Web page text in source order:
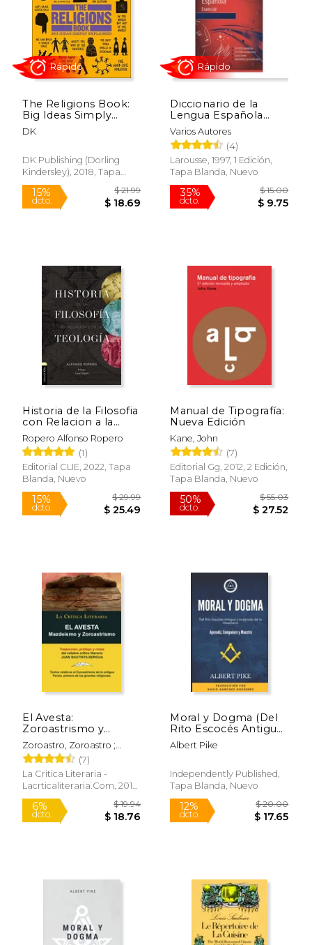
$ 21.24
37%
dcto. $ 28.21
Rápido
50%
dcto.
The Religions Book:
Big Ideas Simply
Explained (en Inglés)
DK
DK Publishing (Dorling
Kindersley), 2018, Tapa
Blanda, Nuevo
15%
dcto. $ 18.69
Rápido
Diccionario de la
Lengua Española
Esencial
Varios Autores
(4)
Larousse, 1997, 1 Edición,
Tapa Blanda, Nuevo
35%
dcto.
Rápido
Historia de la Filosofia
con Relacion a la
Teologia
Ropero Alfonso Ropero
(1)
Editorial CLIE, 2022, Tapa
Blanda, Nuevo
Manual de Tipografía:
Nueva Edición
Kane, John
(7)
Editorial Gg, 2012, 2 Edición,
Tapa Blanda, Nuevo
El Avesta:
Zoroastrismo y
Mazde smo
(Coleccion la Critica
Literaria)
Zoroastro, Zoroastro ;
Bergua, Juan Bautista ;
Bergua, Juan Bautista
(7)
La Critica Literaria -
Lacrticaliteraria.com, 2010,
1 Edición, Tapa Blanda,
Nuevo
Moral y Dogma (Del
Rito Escocés Antiguo
y Aceptado de la
Masonería): Grados de
Compañero y
Maestro
Albert Pike
Independently Published,
Tapa Blanda, Nuevo